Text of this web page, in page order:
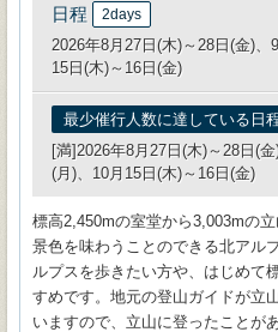
日程 2days
2026年8月27日(木)～28日(金)、
15日(木)～16日(金)
最少催行人数に達している日
[満]2026年8月27日(木)～28日(
(月)、10月15日(木)～16日(金)
標高2,450mの室堂から3,003mの
景色を味わうことのできる北アル
ルプスを歩きたい方や、はじめて
すめです。地元の登山ガイドが立
いますので、立山に登ったことが